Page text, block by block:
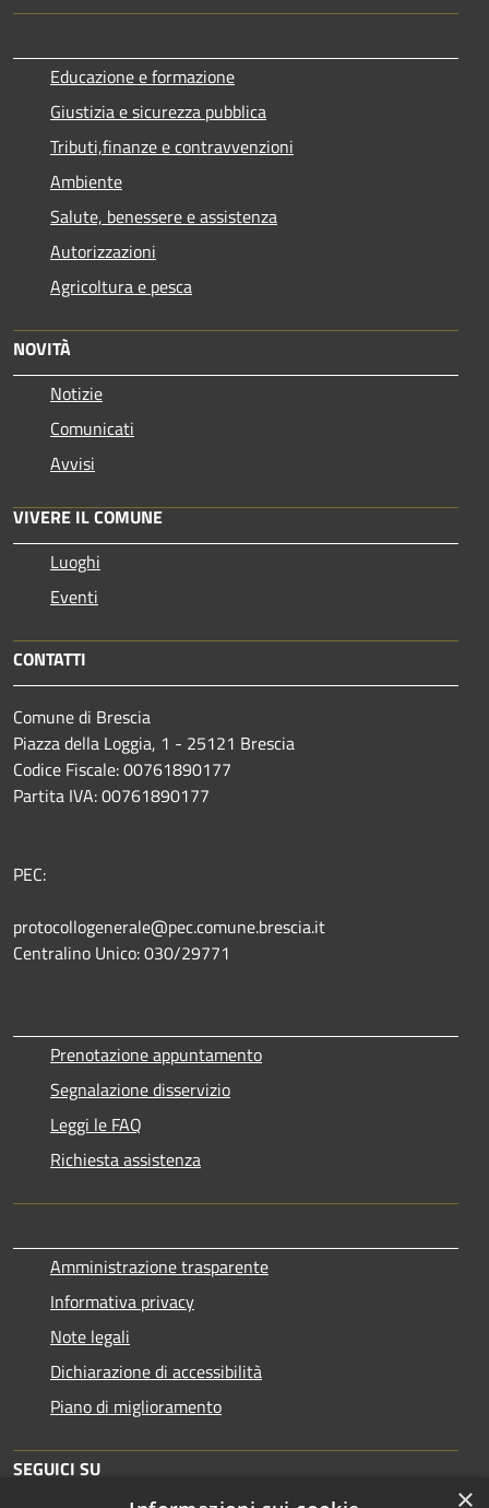
Educazione e formazione
Giustizia e sicurezza pubblica
Tributi,finanze e contravvenzioni
Ambiente
Salute, benessere e assistenza
Autorizzazioni
Agricoltura e pesca
NOVITÀ
Notizie
Comunicati
Avvisi
VIVERE IL COMUNE
Luoghi
Eventi
CONTATTI
Comune di Brescia
Piazza della Loggia, 1 - 25121 Brescia
Codice Fiscale: 00761890177
Partita IVA: 00761890177
PEC:
protocollogenerale@pec.comune.brescia.it
Centralino Unico: 030/29771
Prenotazione appuntamento
Segnalazione disservizio
Leggi le FAQ
Richiesta assistenza
Amministrazione trasparente
Informativa privacy
Note legali
Dichiarazione di accessibilità
Piano di miglioramento
SEGUICI SU
×